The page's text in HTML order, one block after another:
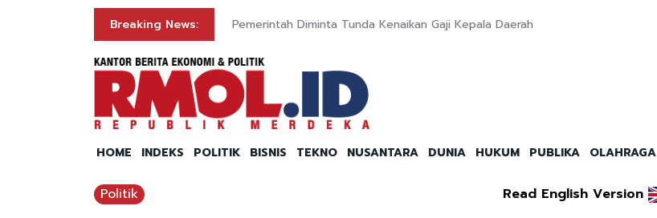
Breaking News: Pemerintah Diminta Tunda Kenaikan Gaji Kepala Daerah
HOME INDEKS POLITIK BISNIS TEKNO NUSANTARA DUNIA HUKUM PUBLIKA OLAHRAGA
Politik Read English Version